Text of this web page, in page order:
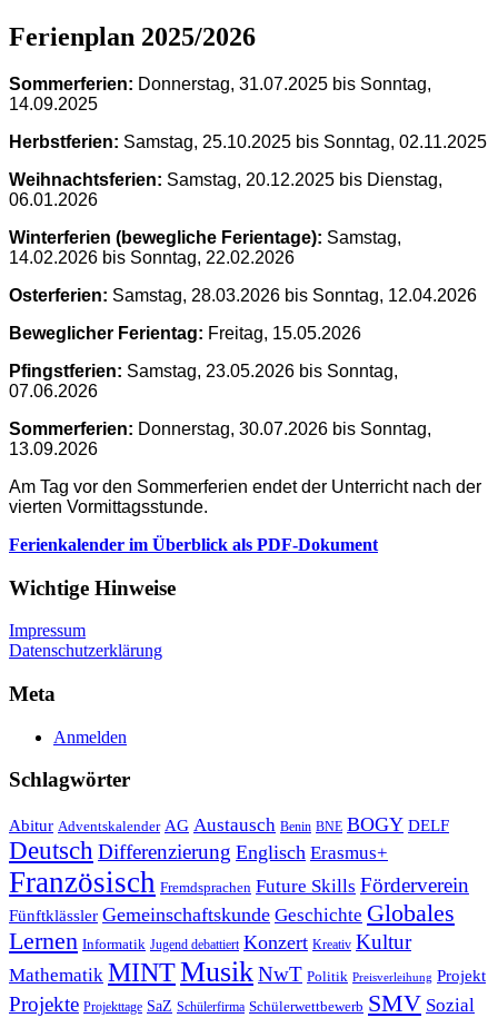
Ferienplan 2025/2026
Sommerferien: Donnerstag, 31.07.2025 bis Sonntag,
14.09.2025
Herbstferien: Samstag, 25.10.2025 bis Sonntag, 02.11.2025
Weihnachtsferien: Samstag, 20.12.2025 bis Dienstag,
06.01.2026
Winterferien (bewegliche Ferientage): Samstag,
14.02.2026 bis Sonntag, 22.02.2026
Osterferien: Samstag, 28.03.2026 bis Sonntag, 12.04.2026
Beweglicher Ferientag: Freitag, 15.05.2026
Pfingstferien: Samstag, 23.05.2026 bis Sonntag,
07.06.2026
Sommerferien: Donnerstag, 30.07.2026 bis Sonntag,
13.09.2026
Am Tag vor den Sommerferien endet der Unterricht nach der
vierten Vormittagsstunde.
Ferienkalender im Überblick als PDF-Dokument
Wichtige Hinweise
Impressum
Datenschutzerklärung
Meta
Anmelden
Schlagwörter
Abitur Adventskalender AG Austausch Benin BNE BOGY DELF
DeutschDifferenzierung Englisch Erasmus+
Französisch Fremdsprachen Future Skills Förderverein
Fünftklässler Gemeinschaftskunde Geschichte Globales
Lernen Informatik Jugend debattiert Konzert Kreativ Kultur
Mathematik MINTMusikNwT Politik Preisverleihung Projekt
Projekte Projekttage SaZ Schülerfirma Schülerwettbewerb SMV Sozial